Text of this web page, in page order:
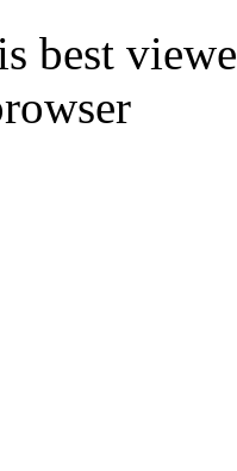
best